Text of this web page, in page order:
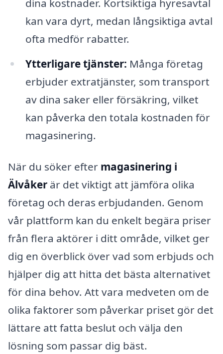
dina kostnader. Kortsiktiga hyresavtal
kan vara dyrt, medan långsiktiga avtal
ofta medför rabatter.
Ytterligare tjänster: Många företag
erbjuder extratjänster, som transport
av dina saker eller försäkring, vilket
kan påverka den totala kostnaden för
magasinering.
När du söker efter magasinering i
Älvåker är det viktigt att jämföra olika
företag och deras erbjudanden. Genom
vår plattform kan du enkelt begära priser
från flera aktörer i ditt område, vilket ger
dig en överblick över vad som erbjuds och
hjälper dig att hitta det bästa alternativet
för dina behov. Att vara medveten om de
olika faktorer som påverkar priset gör det
lättare att fatta beslut och välja den
lösning som passar dig bäst.